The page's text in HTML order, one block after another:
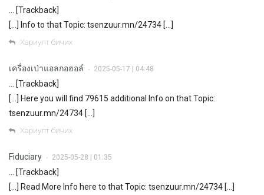
… [Trackback]
[…] Info to that Topic: tsenzuur.mn/24734 […]
Хариулт бичих
เครื่องเป่าแอลกอฮอล์ • 2025-05-17 | 04:48
… [Trackback]
[…] Here you will find 79615 additional Info on that Topic:
tsenzuur.mn/24734 […]
Хариулт бичих
Fiduciary • 2025-05-28 | 01:35
… [Trackback]
[…] Read More Info here to that Topic: tsenzuur.mn/24734 […]